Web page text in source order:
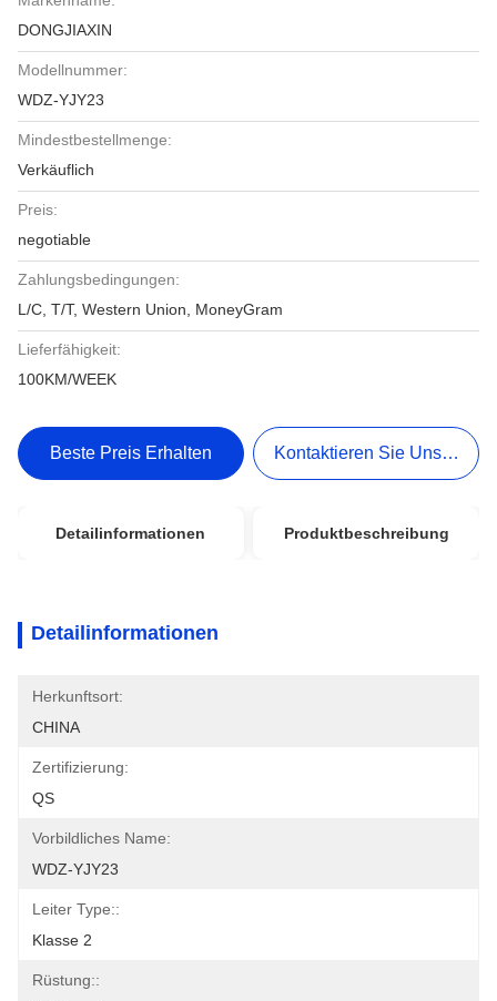
DONGJIAXIN
Modellnummer:
WDZ-YJY23
Mindestbestellmenge:
Verkäuflich
Preis:
negotiable
Zahlungsbedingungen:
L/C, T/T, Western Union, MoneyGram
Lieferfähigkeit:
100KM/WEEK
Beste Preis Erhalten Kontaktieren Sie Uns Jetzt
Detailinformationen Produktbeschreibung
Detailinformationen
Herkunftsort:
CHINA
Zertifizierung:
QS
Vorbildliches Name:
WDZ-YJY23
Leiter Type::
Klasse 2
Rüstung::